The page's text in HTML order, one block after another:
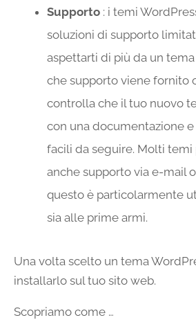
Supporto : i temi
soluzioni di supporto
aspettarti di più da un
che supporto viene fornito
controlla che il tuo nuovo
con una documentazione
facili da seguire. Molti
anche supporto via e-mail o
questo è particolarmente
sia alle prime armi.
Una volta scelto un tema
installarlo sul tuo sito web.
Scopriamo come …